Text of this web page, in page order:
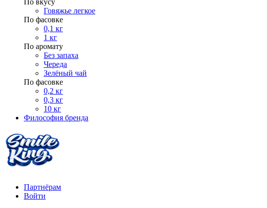
По вкусу
Говяжье легкое
По фасовке
0,1 кг
1 кг
По аромату
Без запаха
Череда
Зелёный чай
По фасовке
0,2 кг
0,3 кг
10 кг
Философия бренда
Партнёрам
Войти